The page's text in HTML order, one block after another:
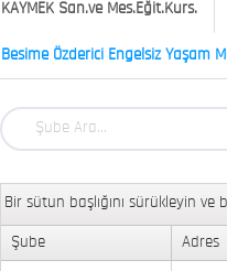
KAYMEK San.ve Mes.Eğit.Kurs.
Besime Özderici Engelsiz Yaşam
Bir sütun başlığını sürükleyin
Şube Adres